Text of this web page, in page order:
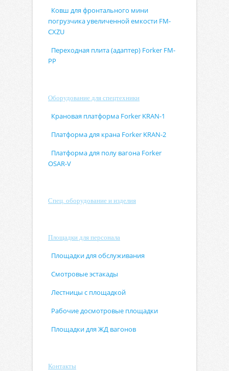
Ковш для фронтального мини
погрузчика увеличенной емкости FM-
CXZU
Переходная плита (адаптер) Forker FM-
PP
Оборудование для спецтехники
Крановая платформа Forker KRAN-1
Платформа для крана Forker KRAN-2
Платформа для полу вагона Forker
OSAR-V
Спец. оборудование и изделия
Площадки для персонала
Площадки для обслуживания
Смотровые эстакады
Лестницы с площадкой
Рабочие досмотровые площадки
Площадки для ЖД вагонов
Контакты